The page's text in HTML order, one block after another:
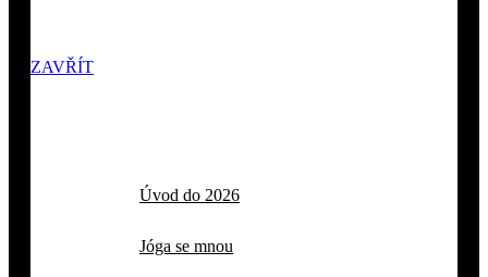
ZAVŘÍT
Úvod do 2026
Jóga se mnou